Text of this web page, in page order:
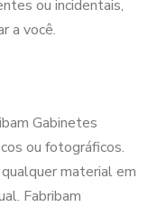
ou incidentais,
a você.
Gabinetes
ou fotográficos.
material em
Fabribam